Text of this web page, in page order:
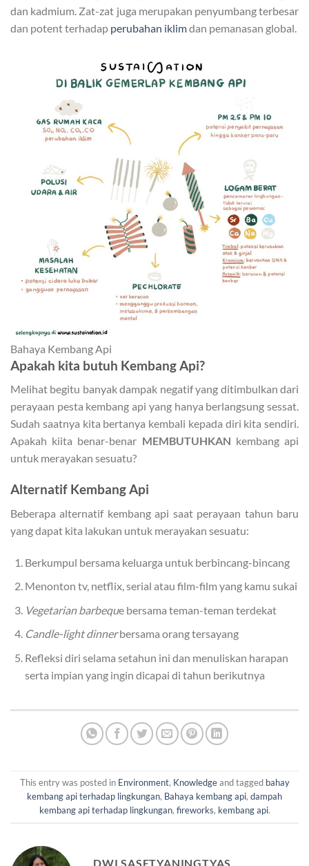
dan kadmium. Zat-zat juga merupakan penyumbang terbesar
dan potent terhadap perubahan iklimdan pemanasan global.
Bahaya Kembang Api
Apakah kita butuh Kembang Api?
Melihat begitu banyak dampak negatif yang ditimbulkan dari
perayaan pesta kembang api yang hanya berlangsung sessat.
Sudah saatnya kita bertanya kembali kepada diri kita sendiri.
Apakah kiita benar-benar MEMBUTUHKAN kembang api
untuk merayakan sesuatu?
Alternatif Kembang Api
Beberapa alternatif kembang api saat perayaan tahun baru
yang dapat kita lakukan untuk merayakan sesuatu:
Berkumpul bersama keluarga untuk berbincang-bincang
Menonton tv, netflix, serial atau film-film yang kamu sukai
Vegetarian barbeque bersama teman-teman terdekat
Candle-light dinnerbersama orang tersayang
Refleksi diri selama setahun ini dan menuliskan harapan
serta impian yang ingin dicapai di tahun berikutnya
This entry was posted in Environment, Knowledgeand tagged bahay
kembang api terhadap lingkungan, Bahaya kembang api, dampah
kembang api terhadap lingkungan, fireworks, kembang api.
DWI SASETYANINGTYAS